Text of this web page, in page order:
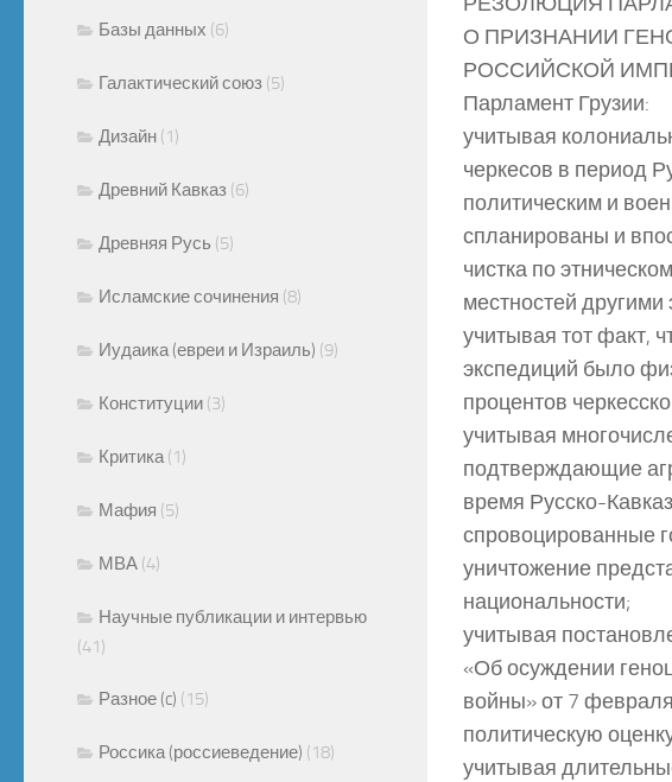
О ПРИЗНАНИИ
РОССИЙСКОЙ
Парламент Грузии:
учитывая
черкесов в период
политическим и
спланированы и
чистка по
местностей другими
учитывая тот факт,
экспедиций было
процентов
учитывая
подтверждающие
время Русско-
спровоцированные
уничтожение
национальности;
учитывая
«Об осуждении
войны» от 7
политическую
учитывая
Базы данных (6)
Галактический союз (5)
Дизайн (1)
Древний Кавказ (6)
Древняя Русь (5)
Исламские сочинения (8)
Иудаика (евреи и Израиль) (9)
Конституции (3)
Критика (1)
Мафия (5)
МВА (4)
Научные публикации и интервью
(41)
Разное (c) (15)
Россика (россиеведение) (18)